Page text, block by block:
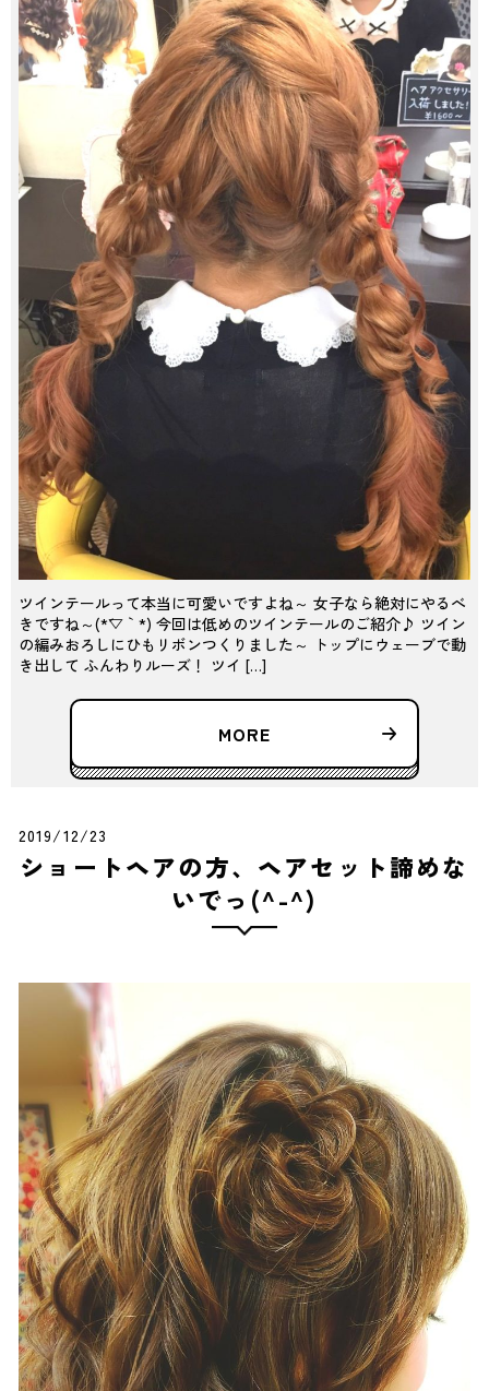
ツインテールって本当に可愛いですよね～ 女子なら絶対にやるべ
きですね～(*´▽｀*) 今回は低めのツインテールのご紹介♪ ツイン
の編みおろしにひもリボンつくりました～ トップにウェーブで動
き出して ふんわりルーズ！ ツイ […]
MORE
2019/12/23
ショートヘアの方、ヘアセット諦めな
いでっ(^-^)